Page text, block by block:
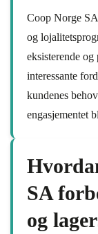
Coop Norge
og
eksisterende
interessante
kundenes
engasjementet
SA
og